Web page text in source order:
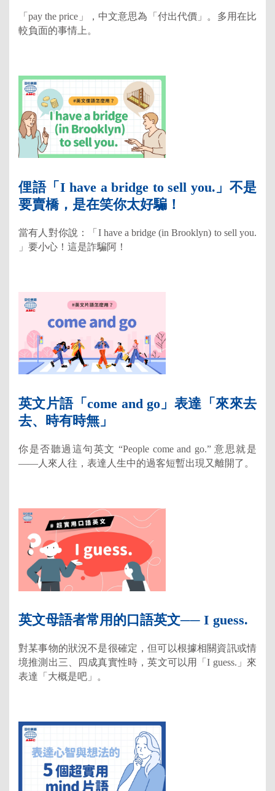
「pay the price」，中文意思為「付出代價」。多用在比
較負面的事情上。
俚語「I have a bridge to sell you.」不是
要賣橋，是在笑你太好騙！
當有人對你說：「I have a bridge (in Brooklyn) to sell you.
」要小心！這是詐騙阿！
英文片語「come and go」表達「來來去
去、時有時無」
你是否聽過這句英文 “People come and go.” 意思就是
——人來人往，表達人生中的過客短暫出現又離開了。
英文母語者常用的口語英文── I guess.
對某事物的狀況不是很確定，但可以根據相關資訊或情
境推測出三、四成真實性時，英文可以用「I guess.」來
表達「大概是吧」。